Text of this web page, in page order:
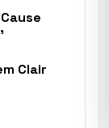
Clair